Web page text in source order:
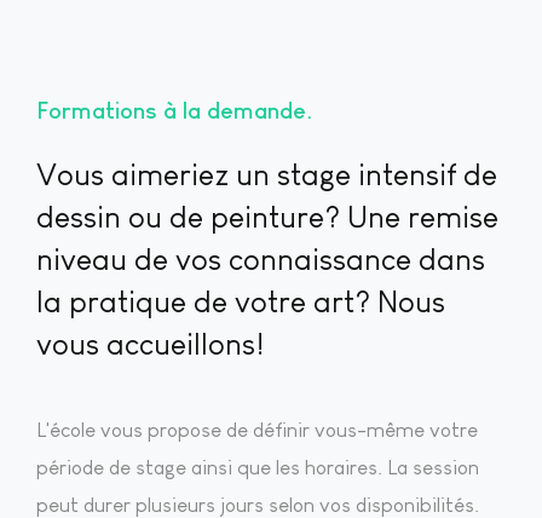
Formations à la demande
Vous aimeriez un stage intensif de
dessin ou de peinture? Une remise
niveau de vos connaissance dans
la pratique de votre art? Nous
vous accueillons!
L'école vous propose de définir vous-même votre
période de stage ainsi que les horaires. La session
peut durer plusieurs jours selon vos disponibilités.